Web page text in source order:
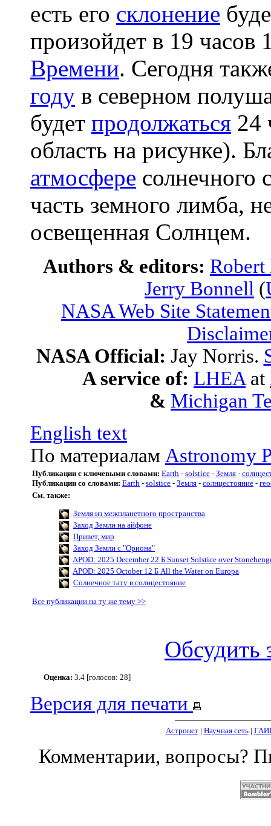
есть его склонение
произойдет в 19
Времени. Сегодня
году в северном
будет продолжаться 24
область на рисунке).
атмосфере солнечного
часть земного лимба,
освещенная Солнцем.
Authors & editors:
Jerry Bonnell (
NASA Web Site
NASA Official: Jay Norris.
A service of: LHEA at
& Michigan
English text
По материалам Astronomy
Публикации с ключевыми словами: Earth - solstice - Земля -
Публикации со словами: Earth - solstice - Земля - солнцестояние -
См. также:
Земля из межпланетного пространства
Заход Земли на айфоне
Привет, мир
Заход Земли с "Ориона"
APOD: 2025 December 22 Б Sunset Solstice over
APOD: 2025 October 12 Б All the Water on Europa
Солнечное тату в солнцестояние
Все публикации на ту же тему >>
Обсудить
Оценка: 3.4 [голосов: 28]
Версия для печати
Астронет| Научная сеть|
Комментарии, вопросы?